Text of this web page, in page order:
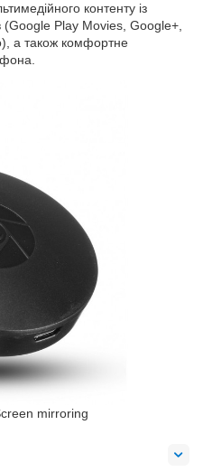
контенту із
(Google Play Movies, Google+,
а також комфортне
mirroring